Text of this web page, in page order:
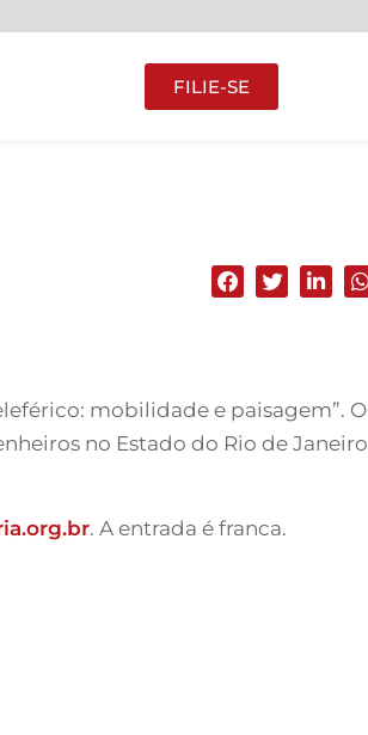
FILIE-SE
mobilidade e paisagem”. O
no Estado do Rio de Janeiro
. A entrada é franca.